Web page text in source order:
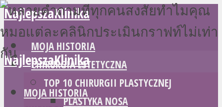
NajlepszaKlinika
MOJA HISTORIA
CHIRURGIA ESTETYCZNA
TOP 10 CHIRURGII PLASTYCZNEJ
PLASTYKA NOSA
NajlepszaKlinika
MOJA HISTORIA